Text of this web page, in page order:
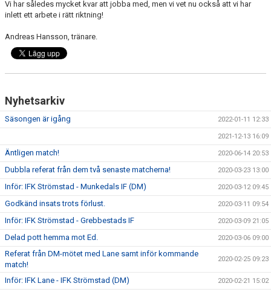
Vi har således mycket kvar att jobba med, men vi vet nu också att vi har
inlett ett arbete i rätt riktning!
Andreas Hansson, tränare.
Nyhetsarkiv
Säsongen är igång 2022-01-11 12:33
2021-12-13 16:09
Äntligen match! 2020-06-14 20:53
Dubbla referat från dem två senaste matcherna! 2020-03-23 13:00
Inför: IFK Strömstad - Munkedals IF (DM) 2020-03-12 09:45
Godkänd insats trots förlust. 2020-03-11 09:54
Inför: IFK Strömstad - Grebbestads IF 2020-03-09 21:05
Delad pott hemma mot Ed. 2020-03-06 09:00
Referat från DM-mötet med Lane samt inför kommande
match!
2020-02-25 09:23
Inför: IFK Lane - IFK Strömstad (DM) 2020-02-21 15:02